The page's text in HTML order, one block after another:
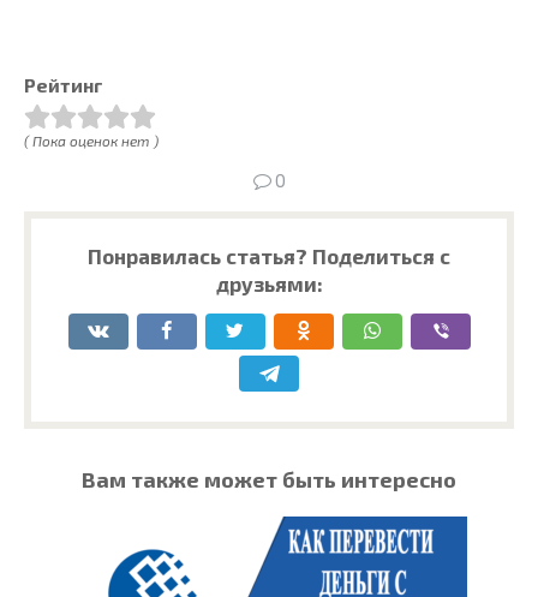
Рейтинг
( Пока оценок нет )
0
Понравилась статья? Поделиться с
друзьями:
Вам также может быть интересно